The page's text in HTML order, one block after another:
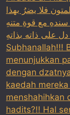
فلا يضرُ بهذا
مع قوةِ متنهِ
على ذاته بذاتهِ .
Subhanallah!!!
menunjukkan
dengan
kaedah
menshahihkan
hadits?!! Hal